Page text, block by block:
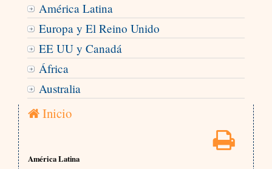
América Latina
Europa y El Reino Unido
EE UU y Canadá
África
Australia
Inicio
América Latina